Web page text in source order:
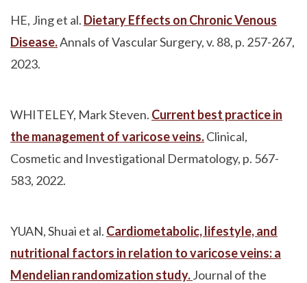
HE, Jing et al. Dietary Effects on Chronic Venous
Disease.Annals of Vascular Surgery, v. 88, p. 257-267,
2023.
WHITELEY, Mark Steven. Current best practice in
the management of varicose veins.Clinical,
Cosmetic and Investigational Dermatology, p. 567-
583, 2022.
YUAN, Shuai et al. Cardiometabolic, lifestyle, and
nutritional factors in relation to varicose veins: a
Mendelian randomization study.Journal of the